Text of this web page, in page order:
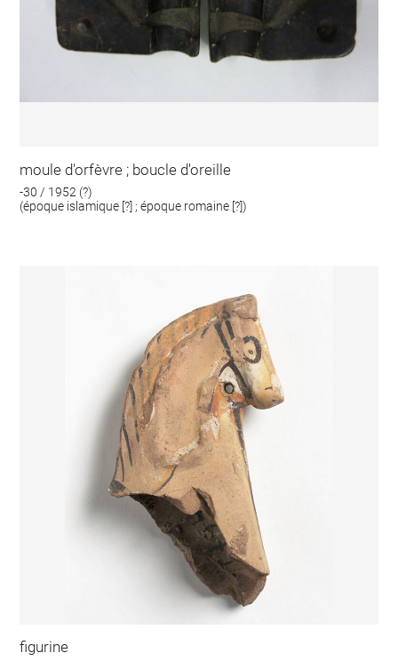
moule d'orfèvre ; boucle d'oreille
-30 / 1952 (?)
(époque islamique [?] ; époque romaine [?])
figurine